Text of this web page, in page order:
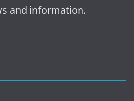
and information.